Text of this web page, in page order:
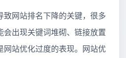
网站排名下降的关键，很多
会出现关键词堆砌、链接放置
网站优化过度的表现。网站优